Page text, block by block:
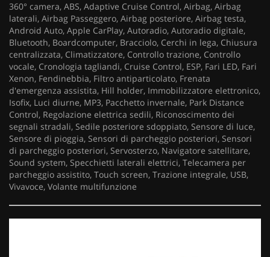
360° camera, ABS, Adaptive Cruise Control, Airbag, Airbag
laterali, Airbag Passeggero, Airbag posteriore, Airbag testa,
Android Auto, Apple CarPlay, Autoradio, Autoradio digitale,
Bluetooth, Boardcomputer, Bracciolo, Cerchi in lega, Chiusura
centralizzata, Climatizzatore, Controllo trazione, Controllo
vocale, Cronologia tagliandi, Cruise Control, ESP, Fari LED, Fari
Xenon, Fendinebbia, Filtro antiparticolato, Frenata
d'emergenza assistita, Hill holder, Immobilizzatore elettronico,
Isofix, Luci diurne, MP3, Pacchetto invernale, Park Distance
Control, Regolazione elettrica sedili, Riconoscimento dei
segnali stradali, Sedile posteriore sdoppiato, Sensore di luce,
Sensore di pioggia, Sensori di parcheggio posteriori, Sensori
di parcheggio posteriori, Servosterzo, Navigatore satellitare,
Sound system, Specchietti laterali elettrici, Telecamera per
parcheggio assistito, Touch screen, Trazione integrale, USB,
Vivavoce, Volante multifunzione